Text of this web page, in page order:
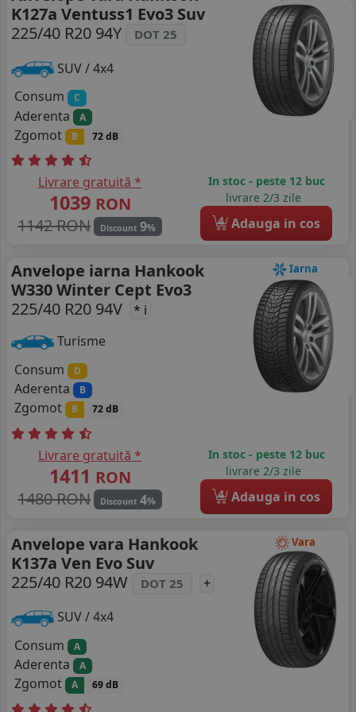
K127a Ventuss1 Evo3 Suv
225/40 R20 94Y
DOT 25
SUV / 4x4
Consum
C
Aderenta A
Zgomot B 72 dB
Livrare gratuită *
1039 RON
1142 RON
Discount 9%
In stoc - peste 12 buc
livrare 2/3 zile
4 Adauga in cos
Iarna
Anvelope iarna Hankook
W330 Winter Cept Evo3
225/40 R20 94V
* i
Turisme
Consum
D
Aderenta B
Zgomot B 72 dB
Livrare gratuită *
1411 RON
1480 RON
Discount 4%
In stoc - peste 12 buc
livrare 2/3 zile
4 Adauga in cos
Vara
Anvelope vara Hankook
K137a Ven Evo Suv
225/40 R20 94W
DOT 25
+
SUV / 4x4
Consum
A
Aderenta A
Zgomot A 69 dB